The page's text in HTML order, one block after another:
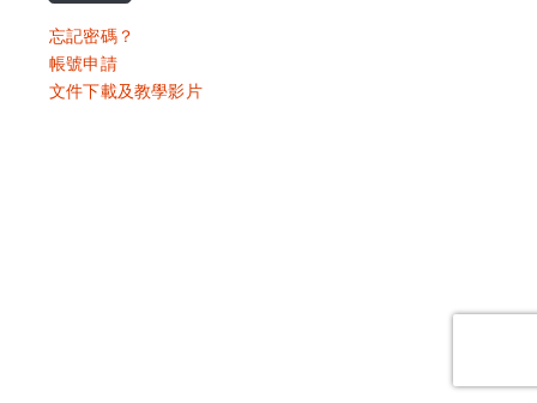
忘記密碼？
帳號申請
文件下載及教學影片